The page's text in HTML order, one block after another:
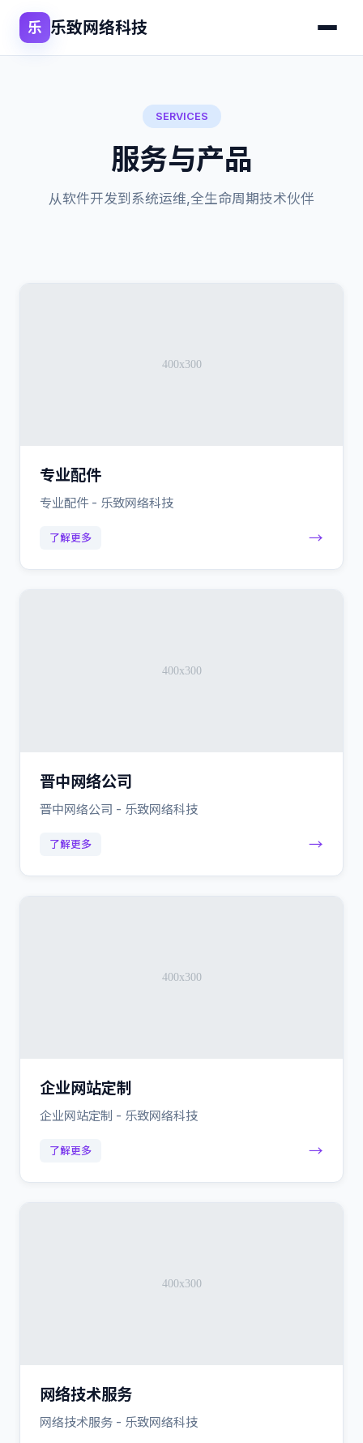
乐 乐致网络科技
SERVICES
服务与产品
从软件开发到系统运维,全生命周期技术伙伴
专业配件
专业配件 - 乐致网络科技
了解更多 →
晋中网络公司
晋中网络公司 - 乐致网络科技
了解更多 →
企业网站定制
企业网站定制 - 乐致网络科技
了解更多 →
网络技术服务
网络技术服务 - 乐致网络科技